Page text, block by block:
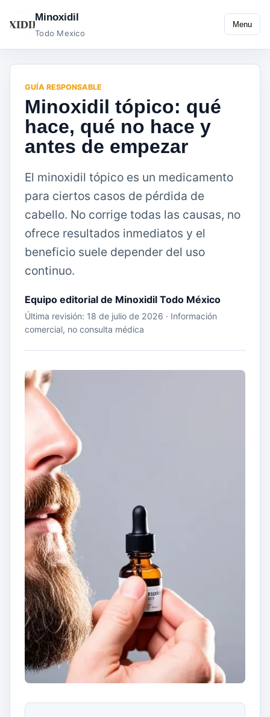
Minoxidil
Todo Mexico
Menu
GUÍA RESPONSABLE
Minoxidil tópico: qué
hace, qué no hace y
antes de empezar
El minoxidil tópico es un medicamento
para ciertos casos de pérdida de
cabello. No corrige todas las causas, no
ofrece resultados inmediatos y el
beneficio suele depender del uso
continuo.
Equipo editorial de Minoxidil Todo México
Última revisión: 18 de julio de 2026 · Información
comercial, no consulta médica